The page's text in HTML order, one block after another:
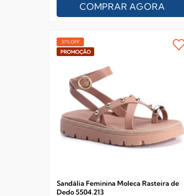
COMPRAR AGORA
37% OFF
Sandália Feminina Moleca Rasteira de
Dedo 5504.213